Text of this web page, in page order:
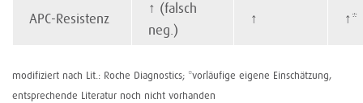
APC-Resistenz
↑ (falsch
neg.)
↑ ↑*
modifiziert nach Lit.: Roche Diagnostics; *vorläufige eigene Einschätzung,
entsprechende Literatur noch nicht vorhanden